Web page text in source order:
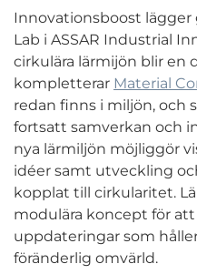
Innovationsboost
Lab i ASSAR Industrial
cirkulära lärmijön blir en
kompletterar Material
redan finns i miljön, och
fortsatt samverkan och
nya lärmiljön möjliggör
idéer samt utveckling
kopplat till cirkularitet.
modulära koncept för
uppdateringar som
föränderlig omvärld.